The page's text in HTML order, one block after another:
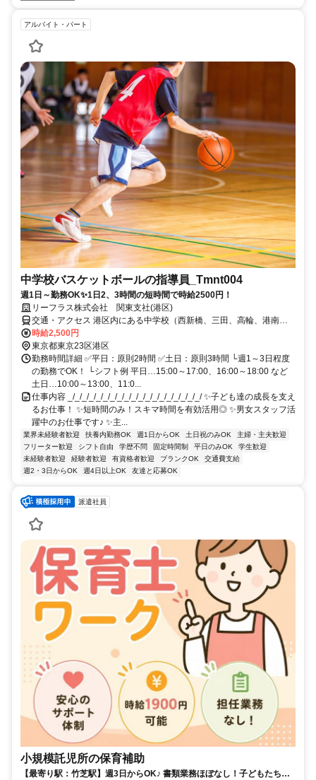
アルバイト・パート
中学校バスケットボールの指導員_Tmnt004
週1日～勤務OK✨1日2、3時間の短時間で時給2500円！
リーフラス株式会社 関東支社(港区)
交通・アクセス 港区内にある中学校（西新橋、三田、高輪、港南、
白金、六本木、西麻布、赤坂、北青山、台場など） ◆希望がある方
はお聞かせください！
時給2,500円
東京都東京23区港区
勤務時間詳細 ✅平日：原則2時間 ✅土日：原則3時間 └週1～3日程度
の勤務でOK！ └シフト例 平日…15:00～17:00、16:00～18:00 など
土日…10:00～13:00、11:0...
仕事内容 _/_/_/_/_/_/_/_/_/_/_/_/_/_/_/_/_/_/_/ ✨子ども達の成長を支え
るお仕事！ ✨短時間のみ！スキマ時間を有効活用◎ ✨男女スタッフ活
躍中のお仕事です♪ ✨主...
業界未経験者歓迎 扶養内勤務OK 週1日からOK 土日祝のみOK
主婦・主夫歓迎
フリーター歓迎
シフト自由 学歴不問 固定時間制 平日のみOK
学生歓迎
未経験者歓迎
経験者歓迎 有資格者歓迎 ブランクOK
交通費支給
週2・3日からOK
週4日以上OK 友達と応募OK
派遣社員
小規模託児所の保育補助
【最寄り駅：竹芝駅】週3日からOK♪ 書類業務ほぼなし！子どもたちと